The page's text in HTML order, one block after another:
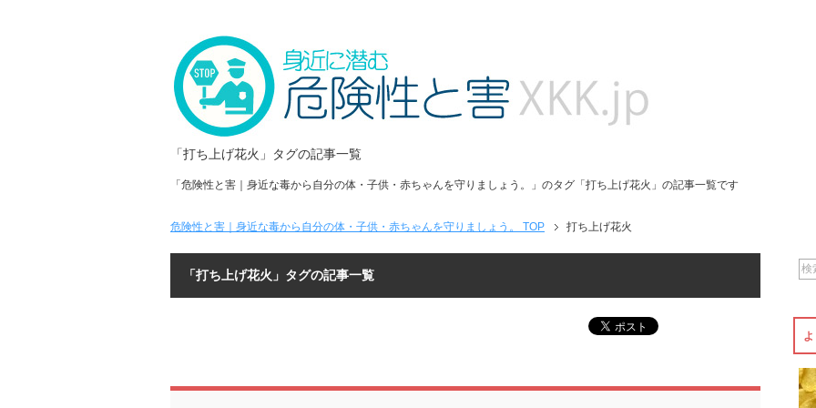
「打ち上げ花火」タグの記事一覧
「危険性と害｜身近な毒から自分の体・子供・赤ちゃんを守りましょう。」のタグ「打ち上げ花火」の記事一覧です
危険性と害｜身近な毒から自分の体・子供・赤ちゃんを守りましょう。 TOP 打ち上げ花火
「打ち上げ花火」タグの記事一覧